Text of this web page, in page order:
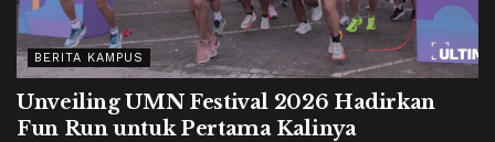
BERITA KAMPUS
Unveiling UMN Festival 2026 Hadirkan
Fun Run untuk Pertama Kalinya